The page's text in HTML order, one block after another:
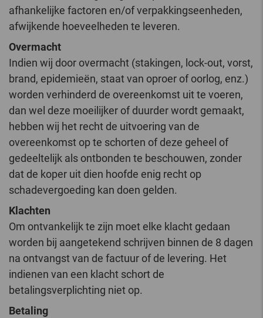
afhankelijke factoren en/of verpakkingseenheden,
afwijkende hoeveelheden te leveren.
Overmacht
Indien wij door overmacht (stakingen, lock-out, vorst,
brand, epidemieën, staat van oproer of oorlog, enz.)
worden verhinderd de overeenkomst uit te voeren,
dan wel deze moeilijker of duurder wordt gemaakt,
hebben wij het recht de uitvoering van de
overeenkomst op te schorten of deze geheel of
gedeeltelijk als ontbonden te beschouwen, zonder
dat de koper uit dien hoofde enig recht op
schadevergoeding kan doen gelden.
Klachten
Om ontvankelijk te zijn moet elke klacht gedaan
worden bij aangetekend schrijven binnen de 8 dagen
na ontvangst van de factuur of de levering. Het
indienen van een klacht schort de
betalingsverplichting niet op.
Betaling